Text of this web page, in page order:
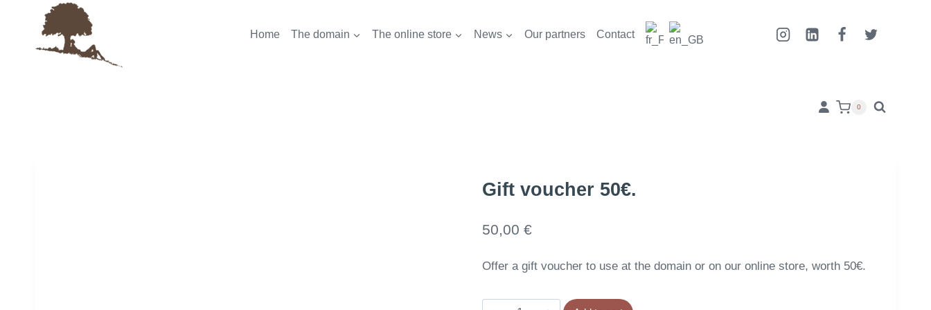
content
Home The domain The online store News Our partners Contact
0
Gift voucher 50€.
50,00 €
Offer a gift voucher to use at the domain or on our online store, worth 50€.